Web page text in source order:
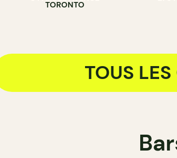
TORONTO
TOUS